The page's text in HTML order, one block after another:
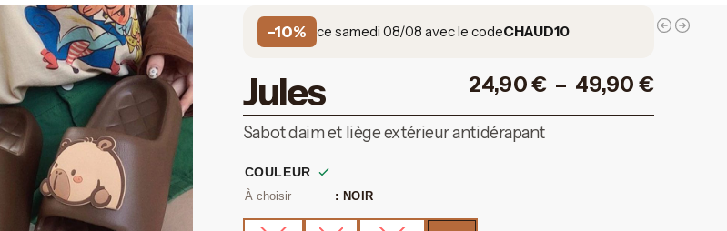
-10% ce samedi 08/08 avec le codeCHAUD10
Jules 24,90€ – 49,90 €
Sabot daim et liège extérieur antidérapant
COULEUR
: NOIR